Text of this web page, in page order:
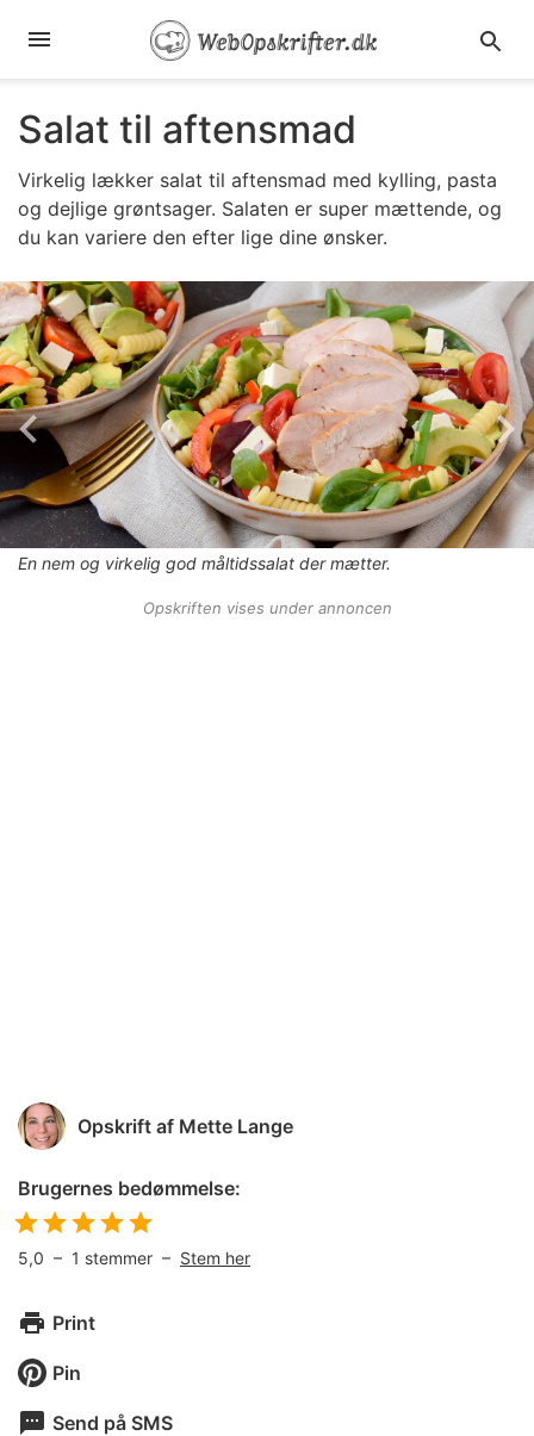
Salat til aftensmad
Virkelig lækker salat til aftensmad med kylling, pasta
og dejlige grøntsager. Salaten er super mættende, og
du kan variere den efter lige dine ønsker.
En nem og virkelig god måltidssalat der mætter.
Opskriften vises under annoncen
Opskrift af Mette Lange
Brugernes bedømmelse:
5,0 – 1 stemmer – Stem her
Print
Pin
Send på SMS